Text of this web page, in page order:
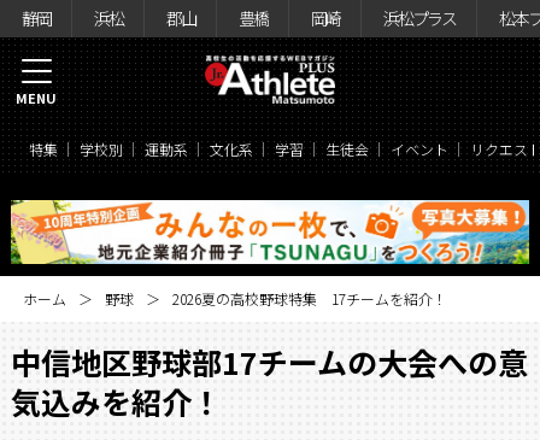
静岡 浜松 郡山 豊橋 岡崎 浜松プラス 松本
特集 学校別 運動系 文化系 学習 生徒会 イベント リクエス
MENU
ホーム 野球 2026夏の高校野球特集 17チームを紹介！
中信地区野球部17チームの大会への意
気込みを紹介！